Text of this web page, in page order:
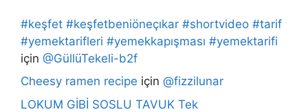
#keşfet #keşfetbeniöneçıkar #shortvideo #tarif
#yemektarifleri #yemekkapışması #yemektarifi
için @GüllüTekeli-b2f
Cheesy ramen recipe için @fizzilunar
LOKUM GİBİ SOSLU TAVUK Tek